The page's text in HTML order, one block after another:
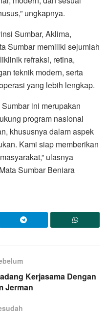
ungkapnya.
Sumbar, Aklima,
Sumbar memiliki sejumlah
refraksi, retina,
teknik modern, serta
yang lebih lengkap.
ini merupakan
program nasional
khususnya dalam aspek
Kami siap memberikan
ulasnya
Sumbar Beniara
Kerjasama Dengan
Jerman